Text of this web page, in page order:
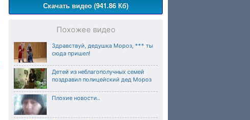
Скачать видео (941.86 Кб)
Похожее видео
Здравствуй, дедушка Мороз, *** ты
сюда пришел!
Детей из неблагополучных семей
поздравил полицейский дед Мороз
Плохие новости..